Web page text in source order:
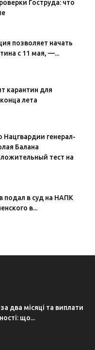
Гоструда: что
позволяет начать
с 11 мая, —...
карантин для
лета
генерал-
Балана
тест на
подал в суд на НАПК
в...
два місяці та виплати
що...